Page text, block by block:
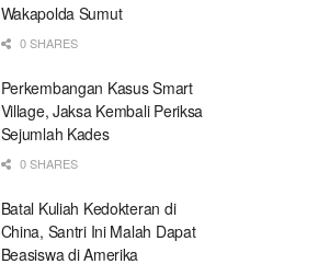
Wakapolda Sumut
0 SHARES
Perkembangan Kasus Smart
Village, Jaksa Kembali Periksa
Sejumlah Kades
0 SHARES
Batal Kuliah Kedokteran di
China, Santri Ini Malah Dapat
Beasiswa di Amerika